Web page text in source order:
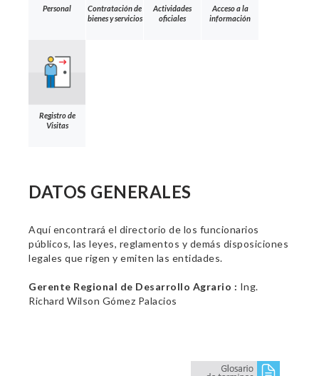
Personal
Contratación de
bienes y servicios
Actividades
oficiales
Acceso a la
información
Registro de
Visitas
DATOS GENERALES
Aquí encontrará el directorio de los funcionarios
públicos, las leyes, reglamentos y demás disposiciones
legales que rigen y emiten las entidades.
Gerente Regional de Desarrollo Agrario : Ing.
Richard Wilson Gómez Palacios